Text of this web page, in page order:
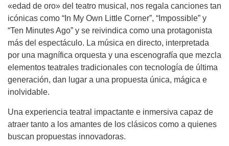
«edad de oro» del teatro musical, nos regala canciones tan
icónicas como “In My Own Little Corner”, “Impossible” y
“Ten Minutes Ago” y se reivindica como una protagonista
más del espectáculo. La música en directo, interpretada
por una magnífica orquesta y una escenografía que mezcla
elementos teatrales tradicionales con tecnología de última
generación, dan lugar a una propuesta única, mágica e
inolvidable.
Una experiencia teatral impactante e inmersiva capaz de
atraer tanto a los amantes de los clásicos como a quienes
buscan propuestas innovadoras.